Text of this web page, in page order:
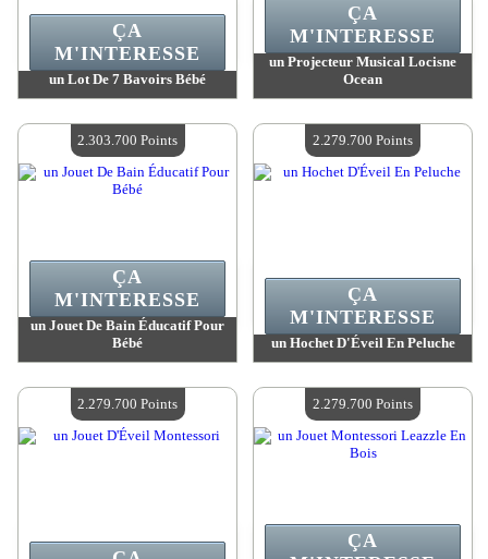
un Lot De 7 Bavoirs Bébé
Quantité Disponible :4
ÇA
M'INTERESSE
un Projecteur Musical Locisne
Ocean
Quantité Disponible :4
ÇA
M'INTERESSE
un Jouet De Bain Éducatif Pour
Bébé
Quantité Disponible :4
ÇA
M'INTERESSE
2.303.700 Points
un Hochet D'Éveil En Peluche
Quantité Disponible :4
ÇA
M'INTERESSE
2.279.700 Points
2.279.700 Points
ÇA
2.279.700 Points